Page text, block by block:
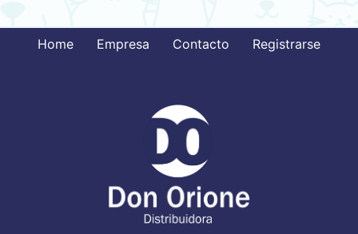
Home Empresa Contacto Registrarse